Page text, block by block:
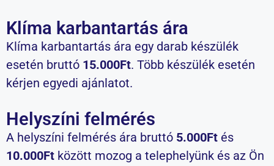
Klíma karbantartás ára
Klíma karbantartás ára egy darab készülék
esetén bruttó 15.000Ft. Több készülék esetén
kérjen egyedi ajánlatot.
Helyszíni felmérés
A helyszíni felmérés ára bruttó 5.000Ft és
10.000Ft között mozog a telephelyünk és az Ön